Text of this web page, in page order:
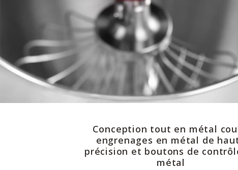
Conception tout en métal
engrenages en métal de
précision et boutons de
métal